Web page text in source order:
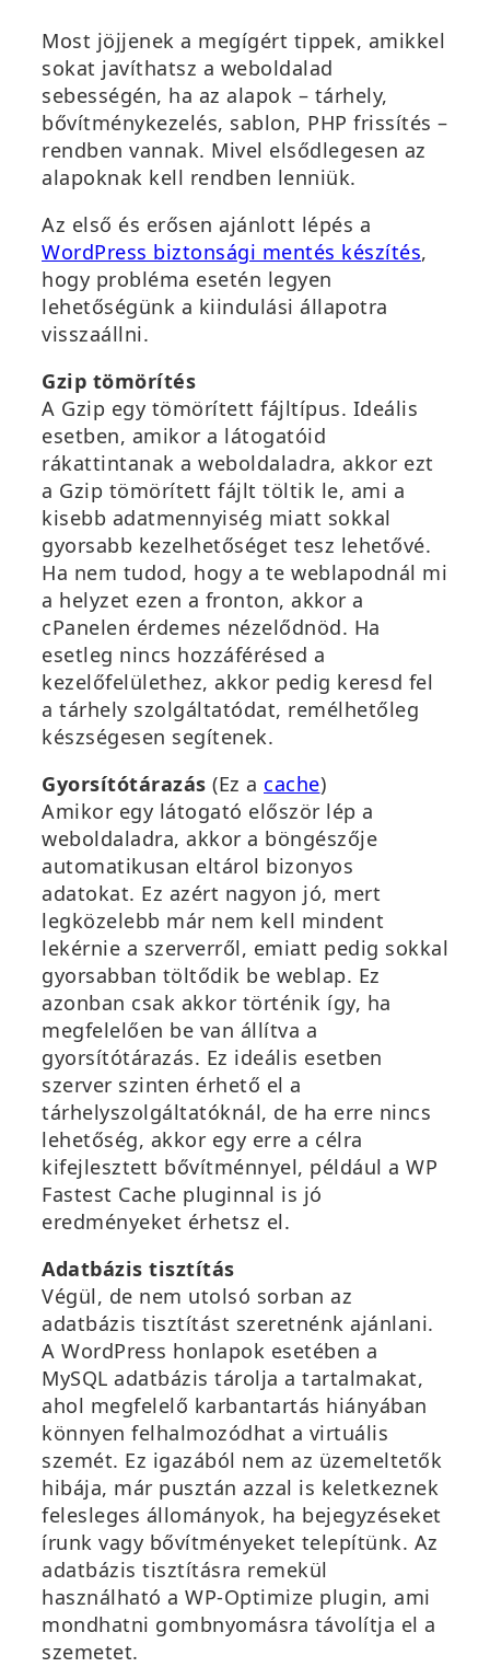
Most jöjjenek a megígért tippek, amikkel
sokat javíthatsz a weboldalad
sebességén, ha az alapok – tárhely,
bővítménykezelés, sablon, PHP frissítés –
rendben vannak. Mivel elsődlegesen az
alapoknak kell rendben lenniük.
Az első és erősen ajánlott lépés a
WordPress biztonsági mentés készítés(
b
n
y
k
,
hogy probléma esetén legyen
lehetőségünk a kiindulási állapotra
visszaállni.
Gzip tömörítés
A Gzip egy tömörített fájltípus. Ideális
esetben, amikor a látogatóid
rákattintanak a weboldaladra, akkor ezt
a Gzip tömörített fájlt töltik le, ami a
kisebb adatmennyiség miatt sokkal
gyorsabb kezelhetőséget tesz lehetővé.
Ha nem tudod, hogy a te weblapodnál mi
a helyzet ezen a fronton, akkor a
cPanelen érdemes nézelődnöd. Ha
esetleg nincs hozzáférésed a
kezelőfelülethez, akkor pedig keresd fel
a tárhely szolgáltatódat, remélhetőleg
készségesen segítenek.
Gyorsítótárazás (Ez a cache(
ú
j
a
b
l
a
k
b
n
y
í
l
i
g
)
)
Amikor egy látogató először lép a
weboldaladra, akkor a böngészője
automatikusan eltárol bizonyos
adatokat. Ez azért nagyon jó, mert
legközelebb már nem kell mindent
lekérnie a szerverről, emiatt pedig sokkal
gyorsabban töltődik be weblap. Ez
azonban csak akkor történik így, ha
megfelelően be van állítva a
gyorsítótárazás. Ez ideális esetben
szerver szinten érhető el a
tárhelyszolgáltatóknál, de ha erre nincs
lehetőség, akkor egy erre a célra
kifejlesztett bővítménnyel, például a WP
Fastest Cache pluginnal is jó
eredményeket érhetsz el.
Adatbázis tisztítás
Végül, de nem utolsó sorban az
adatbázis tisztítást szeretnénk ajánlani.
A WordPress honlapok esetében a
MySQL adatbázis tárolja a tartalmakat,
ahol megfelelő karbantartás hiányában
könnyen felhalmozódhat a virtuális
szemét. Ez igazából nem az üzemeltetők
hibája, már pusztán azzal is keletkeznek
felesleges állományok, ha bejegyzéseket
írunk vagy bővítményeket telepítünk. Az
adatbázis tisztításra remekül
használható a WP-Optimize plugin, ami
mondhatni gombnyomásra távolítja el a
szemetet.